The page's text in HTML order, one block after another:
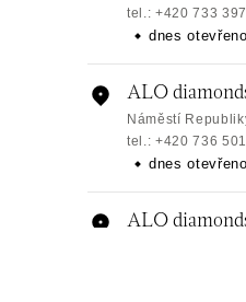
tel.: +420 733
dnes
ALO
Náměstí
tel.: +420 736
dnes
ALO